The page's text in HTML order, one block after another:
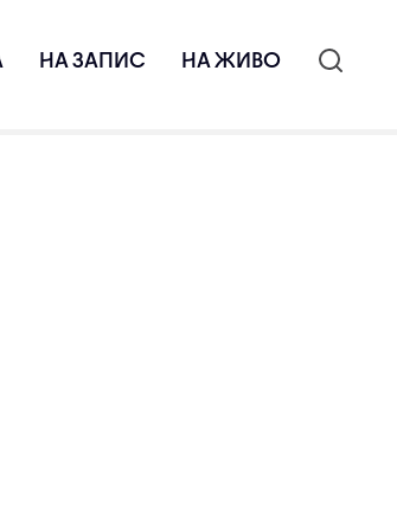
НА ЗАПИС НА ЖИВО